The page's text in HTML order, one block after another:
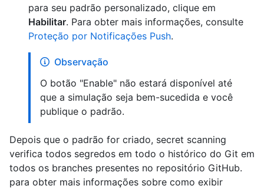
para seu padrão personalizado, clique em
Habilitar. Para obter mais informações, consulte
Proteção por Notificações Push.
Observação
O botão "Enable" não estará disponível até
que a simulação seja bem-sucedida e você
publique o padrão.
Depois que o padrão for criado, secret scanning
verifica todos segredos em todo o histórico do Git em
todos os branches presentes no repositório GitHub.
para obter mais informações sobre como exibir